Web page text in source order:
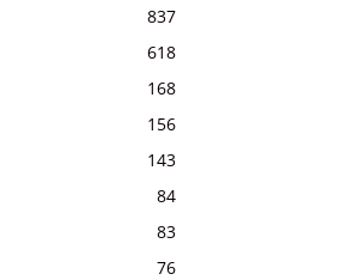
837
618
168
156
143
84
83
76